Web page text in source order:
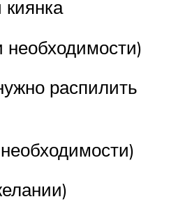
необходимости)
распилить